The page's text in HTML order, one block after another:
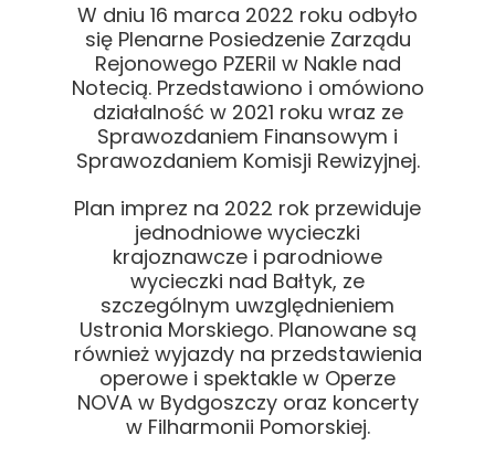
W dniu 16 marca 2022 roku odbyło
się Plenarne Posiedzenie Zarządu
Rejonowego PZERiI w Nakle nad
Notecią. Przedstawiono i omówiono
działalność w 2021 roku wraz ze
Sprawozdaniem Finansowym i
Sprawozdaniem Komisji Rewizyjnej.
Plan imprez na 2022 rok przewiduje
jednodniowe wycieczki
krajoznawcze i parodniowe
wycieczki nad Bałtyk, ze
szczególnym uwzględnieniem
Ustronia Morskiego. Planowane są
również wyjazdy na przedstawienia
operowe i spektakle w Operze
NOVA w Bydgoszczy oraz koncerty
w Filharmonii Pomorskiej.